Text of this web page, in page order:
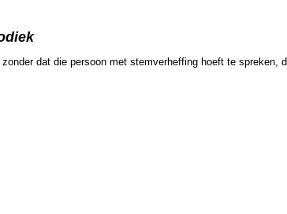
dat die persoon met stemverheffing hoeft te spreken,